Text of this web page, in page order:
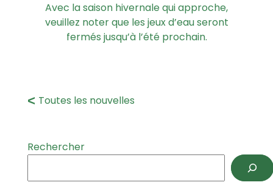
Avec la saison hivernale qui approche,
veuillez noter que les jeux d’eau seront
fermés jusqu’à l’été prochain.
Toutes les nouvelles
Rechercher